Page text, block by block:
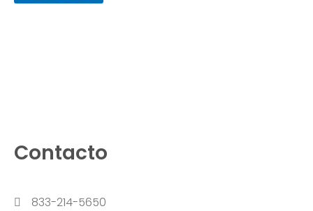
Contacto
833-214-5650